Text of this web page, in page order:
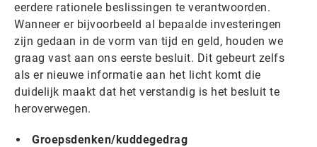
eerdere rationele beslissingen te verantwoorden.
Wanneer er bijvoorbeeld al bepaalde investeringen
zijn gedaan in de vorm van tijd en geld, houden we
graag vast aan ons eerste besluit. Dit gebeurt zelfs
als er nieuwe informatie aan het licht komt die
duidelijk maakt dat het verstandig is het besluit te
heroverwegen.
Groepsdenken/kuddegedrag